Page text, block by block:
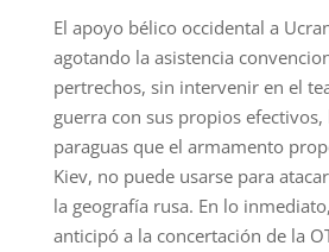
El apoyo bélico occidental a
agotando la asistencia
pertrechos, sin intervenir en el
guerra con sus propios efectivos,
paraguas que el armamento
Kiev, no puede usarse para
la geografía rusa. En lo
anticipó a la concertación de la